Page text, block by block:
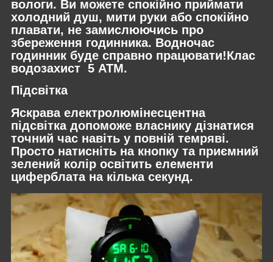
вологи. Ви можете спокійно приймати
холодний душ, мити руки або спокійно
плавати, не замислюючись про
збереження годинника. Водночас
годинник буде справно працювати!Клас
водозахист 5 АТМ.
Підсвітка
Яскрава електролюмінесцентна
підсвітка допоможе власнику дізнатися
точний час навіть у повній темряві.
Просто натисніть на кнопку та приємний
зелений колір освітить елементи
циферблата на кілька секунд.